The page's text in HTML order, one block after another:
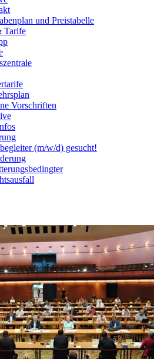
und Preistabelle
Tarife
Vorschriften
(m/w/d) gesucht!